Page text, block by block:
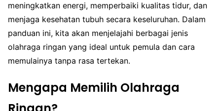
meningkatkan energi, memperbaiki kualitas tidur, dan
menjaga kesehatan tubuh secara keseluruhan. Dalam
panduan ini, kita akan menjelajahi berbagai jenis
olahraga ringan yang ideal untuk pemula dan cara
memulainya tanpa rasa tertekan.
Mengapa Memilih Olahraga